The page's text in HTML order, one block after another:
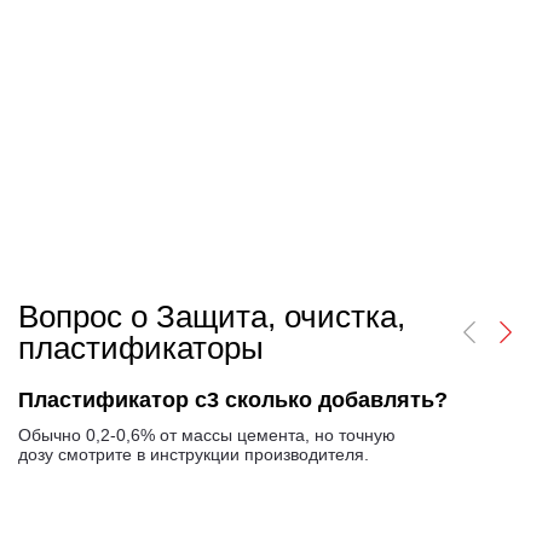
Вопрос о Защита, очистка,
пластификаторы
Пластификатор с3 сколько добавлять?
Обычно 0,2-0,6% от массы цемента, но точную
дозу смотрите в инструкции производителя.